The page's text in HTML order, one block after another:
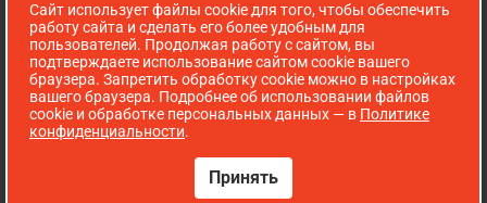
Суббота, Воскресенье: с 8:00 до 16:00
г. Йошкар-Ола, ул. Луначарского, д. 52 А
Тел.: (8362) 41-07-31
Часы работы:
Понедельник – Пятница: с 8:00 до 18:00
Сопровождение сайта WebStroy
Сайт использует файлы cookie для того, чтобы обеспечить
работу сайта и сделать его более удобным для
пользователей. Продолжая работу с сайтом, вы
подтверждаете использование сайтом cookie вашего
браузера. Запретить обработку cookie можно в настройках
вашего браузера. Подробнее об использовании файлов
cookie и обработке персональных данных — в Политике
конфиденциальности.
Принять